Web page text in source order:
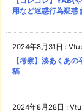
用など迷惑行為疑惑
2024年8月31日 :
【考察】湊あくあ
稿
2024年8月28日 :